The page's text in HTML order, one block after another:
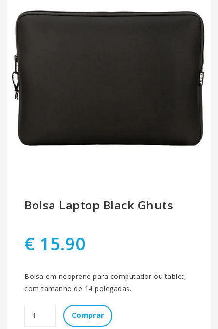
Bolsa Laptop Black Ghuts
€ 15.90
Bolsa em neoprene para computador ou tablet,
com tamanho de 14 polegadas.
Comprar